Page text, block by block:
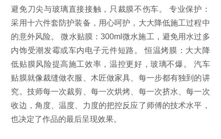
避免刀尖与玻璃直接接触，只裁膜不伤车。 专业保护：
采用十六件套防护装备，用心呵护，大大降低施工过程中
的意外风险。 微水贴膜：300ml微水施工，避免用水过多
内饰受潮发霉或车内电子元件短路。 恒温烤膜：大大降
低贴膜风险提高施工效率，温控更好，玻璃不爆。 汽车
贴膜就像裁缝做衣服、木匠做家具、每一步都有独到的讲
究。技师每一次裁剪、每一次烘烤、每一次挤水、每一次
收边，角度、温度、力度的把控反应了师傅的技术水平，
也决定了作品的最后呈现效果。